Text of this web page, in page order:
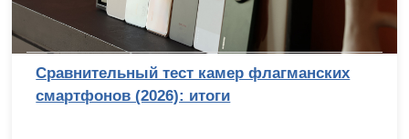
Сравнительный тест камер флагманских
смартфонов (2026): итоги